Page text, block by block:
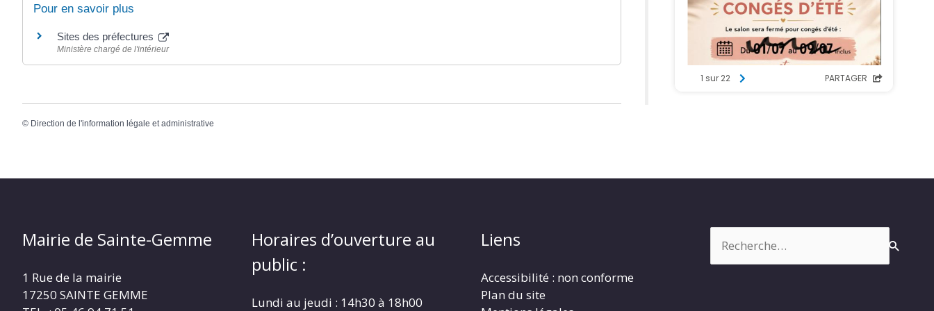
Pour en savoir plus
Sites des préfectures
Ministère chargé de l'intérieur
© Direction de l'information légale et administrative
Mairie de Sainte-Gemme
1 Rue de la mairie
17250 SAINTE GEMME
Horaires d’ouverture au
public :
Lundi au jeudi : 14h30 à 18h00
Liens
Accessibilité : non conforme
Plan du site